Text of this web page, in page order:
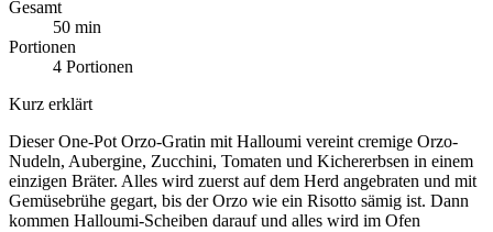
Gesamt
50 min
Portionen
4 Portionen
Kurz erklärt
Dieser One-Pot Orzo-Gratin mit Halloumi vereint cremige Orzo-
Nudeln, Aubergine, Zucchini, Tomaten und Kichererbsen in einem
einzigen Bräter. Alles wird zuerst auf dem Herd angebraten und mit
Gemüsebrühe gegart, bis der Orzo wie ein Risotto sämig ist. Dann
kommen Halloumi-Scheiben darauf und alles wird im Ofen